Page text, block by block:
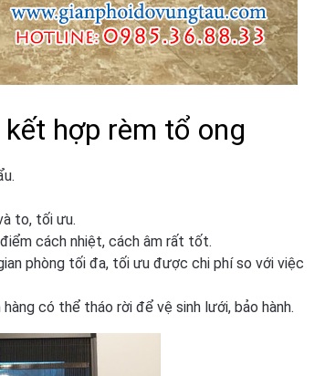
hợp rèm tổ ong
to, tối ưu.
cách nhiệt, cách âm rất tốt.
phòng tối đa, tối ưu được chi phí so với việc
có thể tháo rời để vệ sinh lưới, bảo hành.